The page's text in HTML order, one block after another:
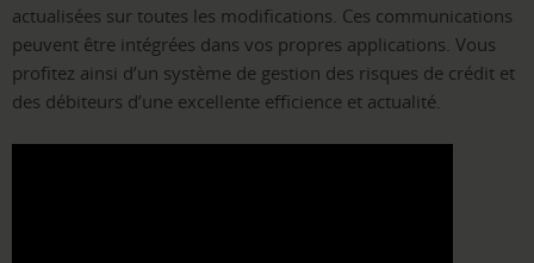
actualisées sur toutes les modifications. Ces communications
peuvent être intégrées dans vos propres applications. Vous
profitez ainsi d’un système de gestion des risques de crédit et
des débiteurs d’une excellente efficience et actualité.